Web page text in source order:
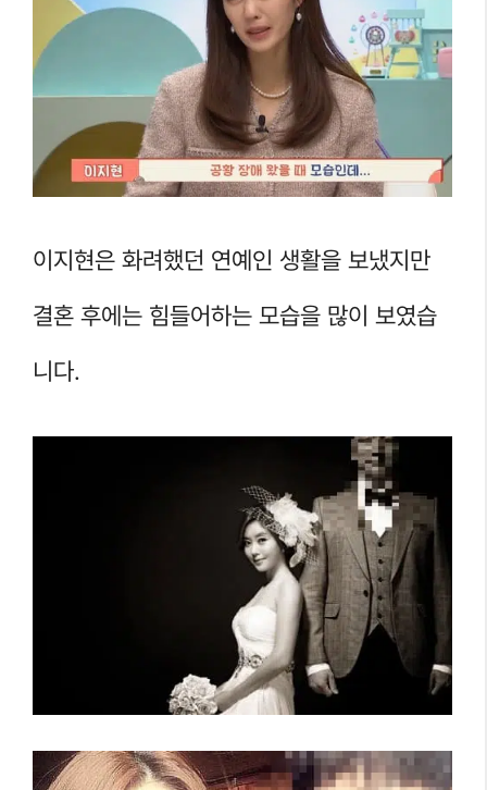
이지현은 화려했던 연예인 생활을 보냈지만
결혼 후에는 힘들어하는 모습을 많이 보였습
니다.